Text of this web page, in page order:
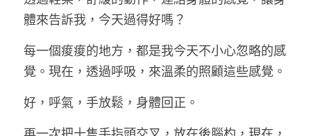
體來告訴我，今天過得好嗎？
每一個痠痠的地方，都是我今天不小心忽略的感
覺。現在，透過呼吸，來溫柔的照顧這些感覺。
好，呼氣，手放鬆，身體回正。